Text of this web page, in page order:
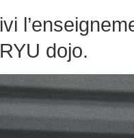
dojo.